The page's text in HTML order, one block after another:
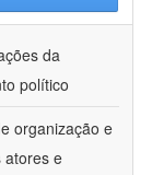
da
político
organização e
atores e